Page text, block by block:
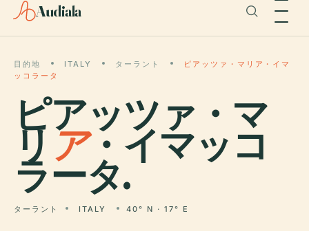
Audiala
目的地 ITALY ターラント
ピアッツァ・マリア・イマ
ッコラータ
ピアッツァ・マ
リ ア・イマッコ
ラータ.
ターラント ITALY 40° N · 17° E